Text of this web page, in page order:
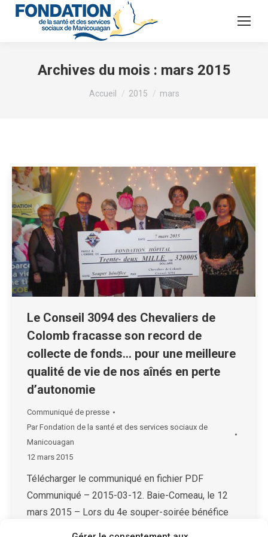
Archives du mois : mars 2015
Vous êtes ici :
Accueil 2015 mars
Le Conseil 3094 des Chevaliers de
Colomb fracasse son record de
collecte de fonds… pour une meilleure
qualité de vie de nos aînés en perte
d’autonomie
Communiqué de presse
ParFondation de la santé et des services sociaux de
Manicouagan
12 mars 2015
Télécharger le communiqué en fichier PDF
Communiqué – 2015-03-12. Baie-Comeau, le 12
mars 2015 – Lors du 4e souper-soirée bénéfice